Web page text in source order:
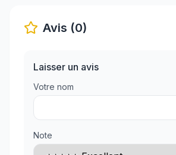
Avis (0)
Laisser un avis
Votre nom
Note